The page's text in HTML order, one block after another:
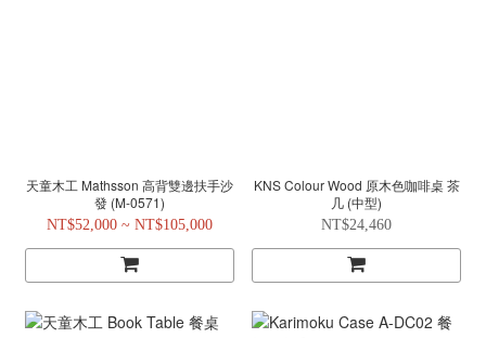
天童木工 Mathsson 高背雙邊扶手沙
發 (M-0571)
NT$52,000 ~ NT$105,000
KNS Colour Wood 原木色咖啡桌 茶
几 (中型)
NT$24,460